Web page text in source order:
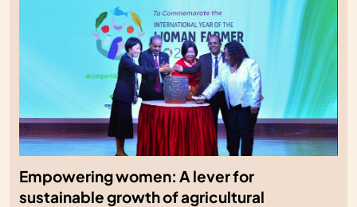
Empowering women: A lever for
sustainable growth of agricultural